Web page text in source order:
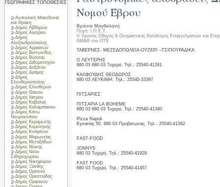
ΓΕΩΓΡΑΦΙΚΕΣ ΤΟΠΟΘΕΣΙΕΣ
Ανατολική Μακεδονία
και Θράκη
Δήμος Αβδήρων
Δήμος Αιγείρου
Δήμος
Αλεξανδρούπολης
Δήμος Αρριανών
Δήμος Βιστωνίδος
Δήμος Βύσσας
Δήμος Διδυμοτείχου
Δήμος Δοξάτου
Δήμος Δράμας
Δήμος
Ελευθερούπολης
Δήμος Ελευθερών
Δήμος Θάσου
Δήμος Ιάσμου
Δήμος Καβάλας
Δήμος Καλαμπακίου
Δήμος Κάτω
Νευροκοπίου
Δήμος Κεραμωτής
Δήμος Κομοτηνής
Δήμος Κυπρίνου
Δήμος Μαρωνείας
Δήμος Μεταξάδων
Δήμος Μύκης
Δήμος Νέου
Σιδηροχωρίου
Δήμος Νικηφόρου
Δήμος Ξάνθης
Δήμος Ορεινού
Δήμος Ορεστιάδας
Δήμος Ορφανού
Νομού Έβρου
Βράνια Μαγδαληνή
Πηγή: Ι.Π.Ε.Τ.
© Χρυσός Οδηγός & Ονομαστικός Κατάλογος Επαγγελματιών και
ΑΜ&Θ του ΟΤΕ
ΤΑΒΕΡΝΕΣ- ΜΕΖΕΔΟΠΩΛΕΙΑ-ΟΥΖΕΡΙ –ΤΣΙΠΟΥΡΑΔΙΚΑ
Ο ΛΕΥΤΕΡΗΣ
680 03 680 03 Τυχερό, Τηλ.: 25540-41281
ΚΑΛΦΟΥΔΗΣ ΘΕΟΔΩΡΟΣ
680 03 ΛΕΥΚΙΜΗ, Τηλ.: 25540-33397
ΠΙΤΣΑΡΙΕΣ
ΠΙΤΣΑΡΙΑ LA BOHEME
680 03 680 03 Τυχερό, Τηλ.: 25540-41340
Pizza Napoli
Εγνατίας 50, 680 03 Προβατώνας, Τηλ.: 25540-41582
FAST-FOOD
JONNYS
680 03 Τυχερό, Τηλ.: 25540-41929
FAST FOOD
680 03 Τυχερό, Τηλ.: 25540-41457